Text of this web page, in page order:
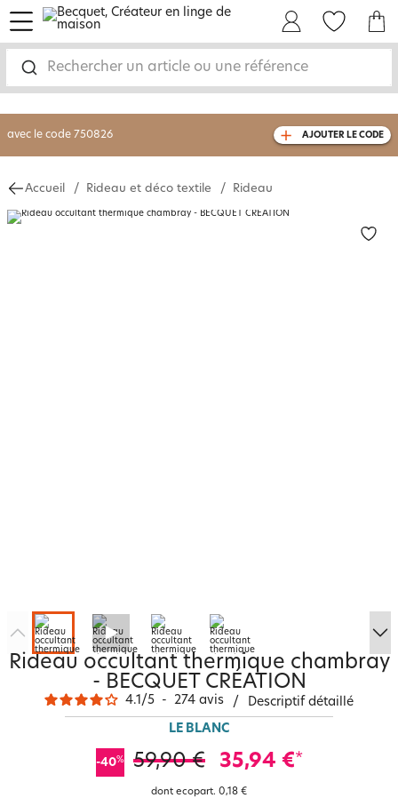
Rechercher un article ou une référence
menu
-30% sur votre commandedès 2 articles
livraison GRATUITEdès 110€ d'achat
avec le code 750826 AJOUTER LE CODE
Accueil Rideau et déco textile Rideau
Rideau occultant thermique chambray
- BECQUET CRÉATION
4.1/5 - 274 avis / Descriptif détaillé
LE BLANC
-40% 59,90 € 35,94 €*
dont ecopart. 0,18 €